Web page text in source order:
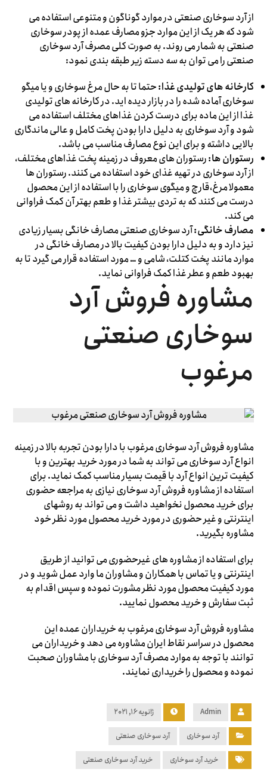
از آرد سوخاری صنعتی در موارد گوناگون و متنوعی استفاده می
شود که هر یک از این موارد جزو مصارف عمده از پودر سوخاری
صنعتی به شمار می روند. به صورت کلی مصرف آرد سوخاری
صنعتی را می توان به سه دسته زیر طبقه بندی نمود:
کارخانه های تولیدی غذا:حتما تا به حال مرغ سوخاری و یا میگو
سوخاری آماده شده را در بازار دیده اید. در کارخانه های تولیدی
غذا از این ماده برای درست کردن غذاهای مختلف استفاده می
شود و آرد سوخاری به دلیل دارا بودن پخت کامل و عالی ماندگاری
بالایی داشته و برای این نوع مصارف مناسب می باشد.
رستوران ها:رستوران های معروف در زمینه پخت غذاهای مختلف،
از آرد سوخاری در تهیه غذای خود استفاده می کنند. رستوران ها
معمولا مرغ،قارچ و میگوی سوخاری را با استفاده از این محصول
درست می کنند که به تردی بیشتر غذا و طعم بهتر آن کمک فراوانی
می کند.
مصارف خانگی:آرد سوخاری صنعتی مصارف خانگی بسیار زیادی
نیز دارد و به دلیل دارا بودن کیفیت بالا در مصارف خانگی در
موارد مانند پخت کتلت، شامی و … مورد استفاده قرار می گیرد تا به
بهبود طعم و عطر غذا کمک فراوانی نماید.
مشاوره فروش آرد
سوخاری صنعتی
مرغوب
مشاوره فروش آرد سوخاری مرغوب با دارا بودن تجربه بالا در زمینه
انواع آرد سوخاری می تواند به شما در مورد خرید بهترین و با
کیفیت ترین انواع آرد با قیمت بسیار مناسب کمک نماید. برای
استفاده از مشاوره فروش آرد سوخاری نیازی به مراجعه حضوری
برای خرید محصول نخواهید داشت و می تواند به روشهای
اینترنتی و غیر حضوری در مورد خرید محصول مورد نظر خود
مشاوره بگیرید.
برای استفاده از مشاوره های غیرحضوری می توانید از طریق
اینترنتی و یا تماس با همکاران و مشاوران ما وارد عمل شوید و در
مورد کیفیت محصول مورد نظر مشورت نموده و سپس اقدام به
ثبت سفارش و خرید محصول نمایید.
مشاوره فروش آرد سوخاری مرغوب به خریداران عمده این
محصول در سراسر نقاط ایران مشاوره می دهد و خریداران می
توانند با توجه به موارد مصرف آرد سوخاری با مشاوران صحبت
نموده و محصول را خریداری نمایند.
Admin ژانویه ۱۶, ۲۰۲۱
آرد سوخاری آرد سوخاری صنعتی
خرید آرد سوخاری خرید آرد سوخاری صنعتی